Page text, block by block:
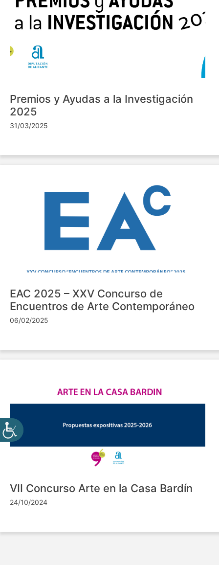
Premios y Ayudas a la Investigación
2025
31/03/2025
EAC 2025 – XXV Concurso de
Encuentros de Arte Contemporáneo
06/02/2025
VII Concurso Arte en la Casa Bardín
24/10/2024